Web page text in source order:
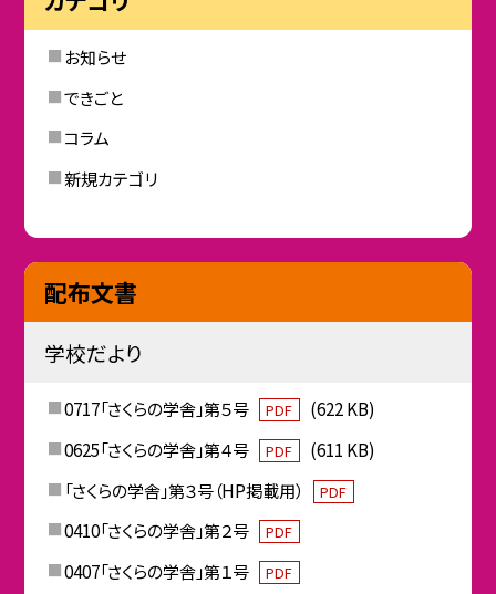
お知らせ
できごと
コラム
新規カテゴリ
配布文書
学校だより
0717「さくらの学舎」第５号 PDF
(622 KB)
0625「さくらの学舎」第４号
PDF
(611 KB)
「さくらの学舎」第３号（HP掲載用）
PDF
0410「さくらの学舎」第２号 PDF
0407「さくらの学舎」第１号 PDF